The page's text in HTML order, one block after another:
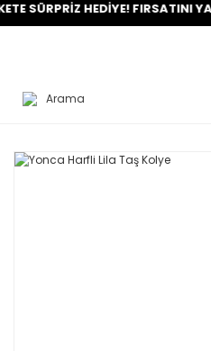
HEDİYE! FIRSATINI YAKALA!
Arama